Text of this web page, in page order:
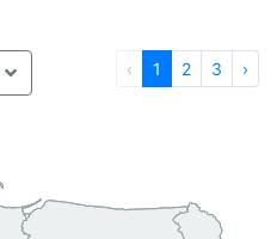
‹ 1 2 3 ›